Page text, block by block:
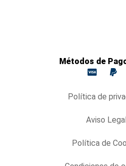
Política de
Aviso Legal
Política de
Métodos de